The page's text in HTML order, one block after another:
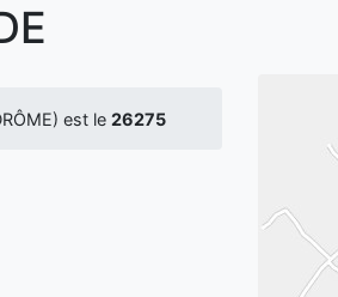
est le 26275